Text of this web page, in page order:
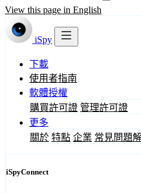
View this page in English
iSpy
下載
使用者指南
軟體授權
購買許可證 管理許可證
更多
關於 特點 企業 常見問題
iSpyConnect